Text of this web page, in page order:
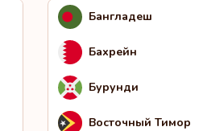
Бангладеш
Бахрейн
Бурунди
Восточный Тимор